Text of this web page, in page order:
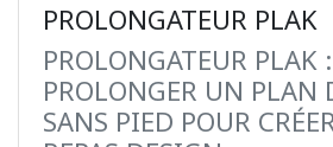
PROLONGATEUR PLAK
PROLONGATEUR PLAK :
PROLONGER UN PLAN
SANS PIED POUR